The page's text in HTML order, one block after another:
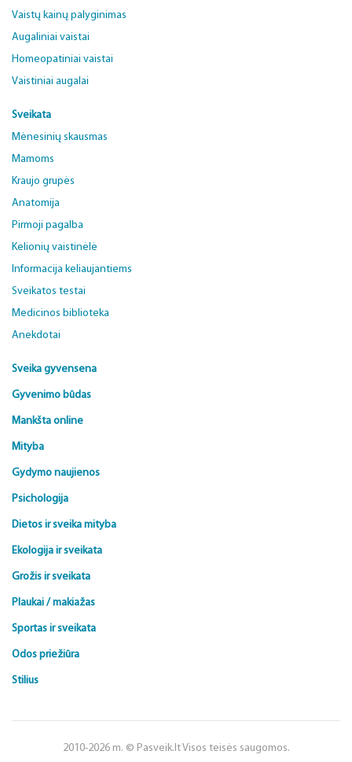
Vaistų kainų palyginimas
Augaliniai vaistai
Homeopatiniai vaistai
Vaistiniai augalai
Sveikata
Mėnesinių skausmas
Mamoms
Kraujo grupės
Anatomija
Pirmoji pagalba
Kelionių vaistinėlė
Informacija keliaujantiems
Sveikatos testai
Medicinos biblioteka
Anekdotai
Sveika gyvensena
Gyvenimo būdas
Mankšta online
Mityba
Gydymo naujienos
Psichologija
Dietos ir sveika mityba
Ekologija ir sveikata
Grožis ir sveikata
Plaukai / makiažas
Sportas ir sveikata
Odos priežiūra
Stilius
2010-2026 m. © Pasveik.lt Visos teisės saugomos.